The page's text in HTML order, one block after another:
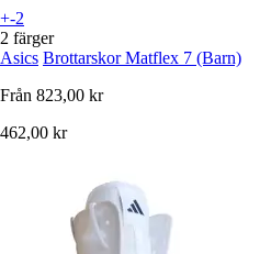
+-2
2 färger
Asics Brottarskor Matflex 7 (Barn)
Från 823,00 kr
462,00 kr